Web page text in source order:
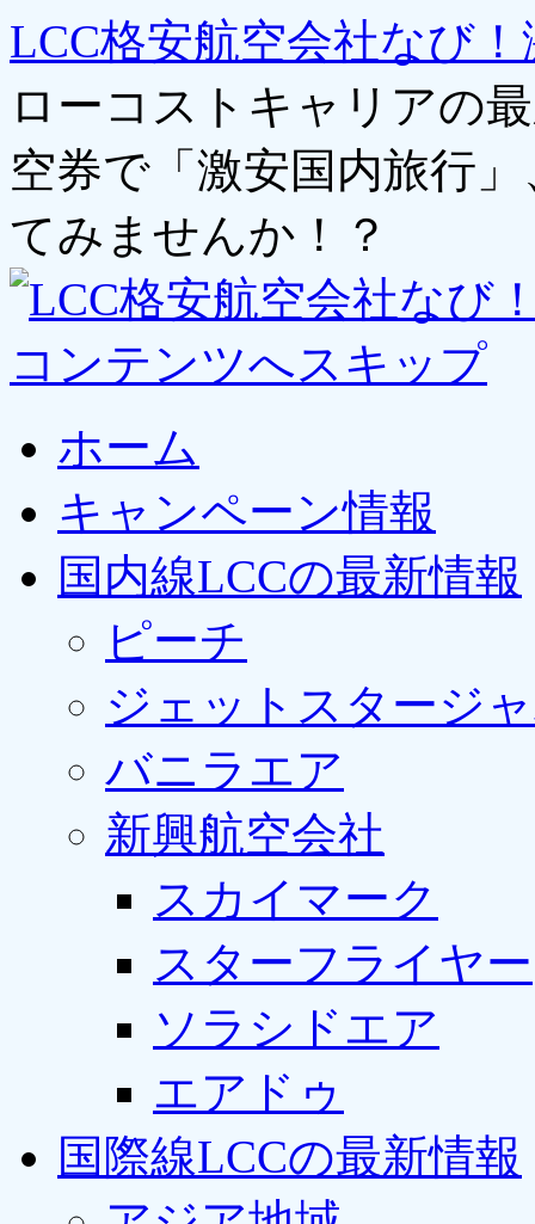
LCC格安航空会社なび
ローコストキャリアの
空券で「激安国内旅行
てみませんか！？
コンテンツへスキップ
ホーム
キャンペーン情報
国内線LCCの最新情報
ピーチ
ジェットスタージ
バニラエア
新興航空会社
スカイマーク
スターフライヤー
ソラシドエア
エアドゥ
国際線LCCの最新情報